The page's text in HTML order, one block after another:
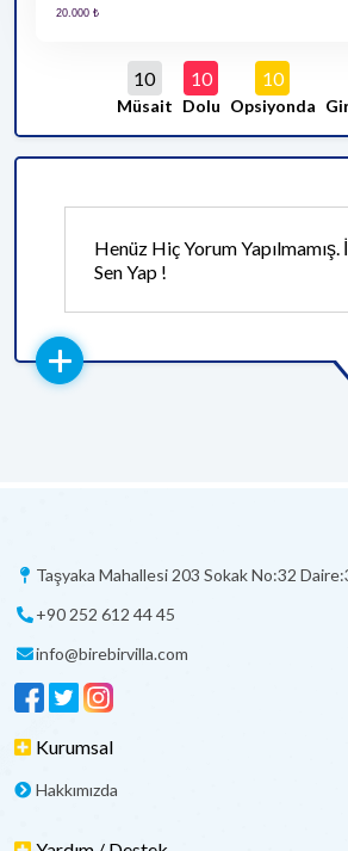
10
Müsait
10
Dolu
10
Opsiyonda
Henüz Hiç Yorum Yapılmamış.
Sen Yap !
Taşyaka Mahallesi 203 Sokak No:32
+90 252 612 44 45
info@birebirvilla.com
Kurumsal
Hakkımızda